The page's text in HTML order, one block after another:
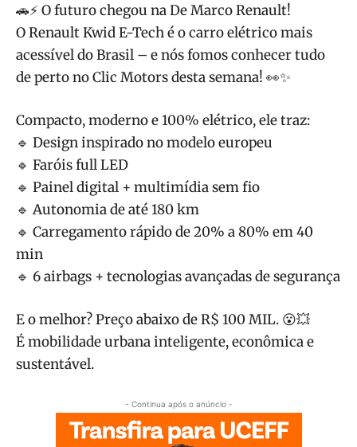
🚗⚡ O futuro chegou na De Marco Renault!
O Renault Kwid E-Tech é o carro elétrico mais
acessível do Brasil – e nós fomos conhecer tudo
de perto no Clic Motors desta semana! 👀✨
Compacto, moderno e 100% elétrico, ele traz:
🔹 Design inspirado no modelo europeu
🔹 Faróis full LED
🔹 Painel digital + multimídia sem fio
🔹 Autonomia de até 180 km
🔹 Carregamento rápido de 20% a 80% em 40
min
🔹 6 airbags + tecnologias avançadas de segurança
E o melhor? Preço abaixo de R$ 100 MIL. 😮💥
É mobilidade urbana inteligente, econômica e
sustentável.
- Continua após o anúncio -